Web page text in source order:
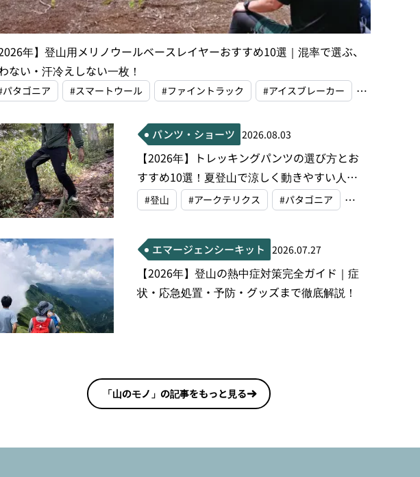
2026年】登山用メリノウールベースレイヤーおすすめ10選｜混率で選ぶ、
ない・汗冷えしない一枚！
パタゴニア #スマートウール #ファイントラック #アイスブレーカー
パンツ・ショーツ 2026.08.03
【2026年】トレッキングパンツの選び方とお
すすめ10選！夏登山で涼しく動きやすい人気
モデルを徹底解説！
#登山 #アークテリクス #パタゴニア
エマージェンシーキット 2026.07.27
【2026年】登山の熱中症対策完全ガイド｜症
状・応急処置・予防・グッズまで徹底解説！
「山のモノ」の記事をもっと見る